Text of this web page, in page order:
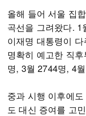
올해 들어 서울 집
곡선을 그려왔다.
이재명 대통령이
명확히 예고한 직
명, 3월 2744명, 4
중과 시행 이후에
도 대신 증여를 고